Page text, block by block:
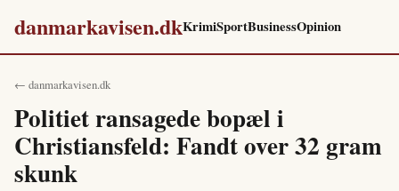
danmarkavisen.dkKrimiSportBusinessOpinion
← danmarkavisen.dk
Politiet ransagede bopæl i
Christiansfeld: Fandt over 32 gram
skunk